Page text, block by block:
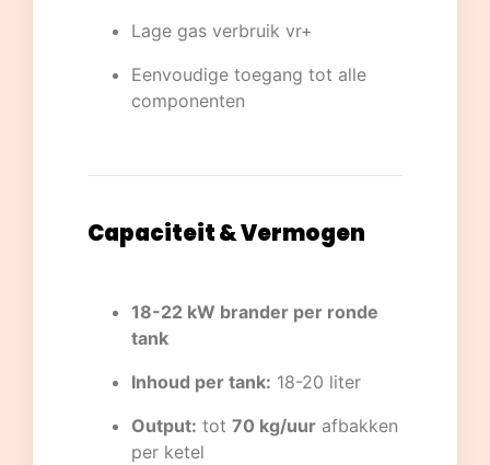
Lage gas verbruik vr+
Eenvoudige toegang tot alle
componenten
Capaciteit & Vermogen
18-22 kW brander per ronde
tank
Inhoud per tank: 18-20 liter
Output: tot 70 kg/uur afbakken
per ketel